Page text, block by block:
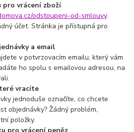
pro vrácení zboží
odstoupeni-od-smlouvy.
účet. Stránka je přístupná pro
a email
v potvrzovacím emailu, který vám
ho spolu s emailovou adresou, na
vracíte
jednoduše označíte, co chcete
objednávky? Žádný problém,
položky.